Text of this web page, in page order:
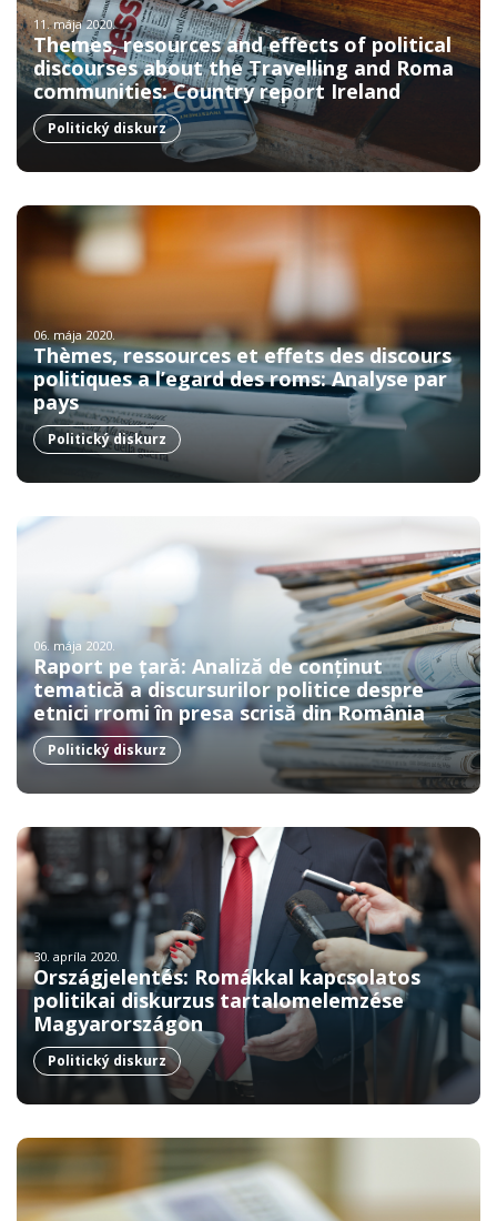
11. mája 2020.
Themes, resources and effects of political
discourses about the Travelling and Roma
communities: Country report Ireland
Politický diskurz
06. mája 2020.
Thèmes, ressources et effets des discours
politiques a l’egard des roms: Analyse par
pays
Politický diskurz
06. mája 2020.
Raport pe țară: Analiză de conținut
tematică a discursurilor politice despre
etnici rromi în presa scrisă din România
Politický diskurz
30. apríla 2020.
Országjelentés: Romákkal kapcsolatos
politikai diskurzus tartalomelemzése
Magyarországon
Politický diskurz